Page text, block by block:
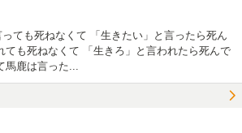
ても死ねなくて 「生きたい」と言ったら死ん
ても死ねなくて 「生きろ」と言われたら死んで
鹿は言った...